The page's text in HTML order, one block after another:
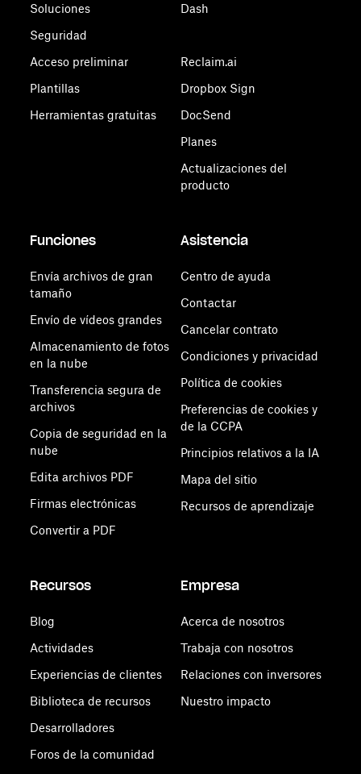
Soluciones
Seguridad
Acceso preliminar
Plantillas
Herramientas gratuitas
Dash
Reclaim.ai
Dropbox Sign
DocSend
Planes
Actualizaciones del
producto
Funciones
Envía archivos de gran
tamaño
Envío de vídeos grandes
Almacenamiento de fotos
en la nube
Transferencia segura de
archivos
Copia de seguridad en la
nube
Edita archivos PDF
Firmas electrónicas
Convertir a PDF
Asistencia
Centro de ayuda
Contactar
Cancelar contrato
Condiciones y privacidad
Política de cookies
Preferencias de cookies y
de la CCPA
Principios relativos a la IA
Mapa del sitio
Recursos de aprendizaje
Recursos
Blog
Actividades
Experiencias de clientes
Biblioteca de recursos
Desarrolladores
Foros de la comunidad
Empresa
Acerca de nosotros
Trabaja con nosotros
Relaciones con inversores
Nuestro impacto